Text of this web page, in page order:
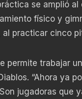
se amplió
físico y
practicar cinco
permite trabajar
“Ahora ya
jugadoras que